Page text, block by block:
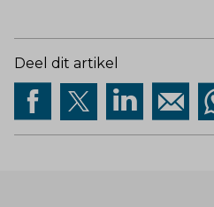
Deel dit artikel